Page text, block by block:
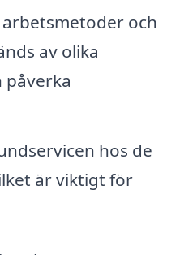
och
av olika
hos de
är viktigt för